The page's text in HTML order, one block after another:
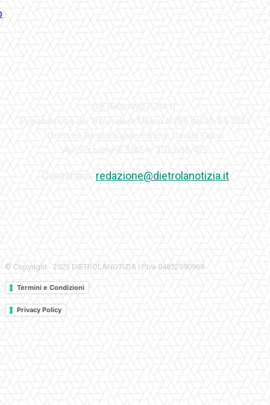
redazione@dietrolanotizia.it
© Copyright - 2025 DIETROLANOTIZIA | P.Iva 04852590969
Termini e Condizioni
Privacy Policy